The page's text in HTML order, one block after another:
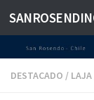
Saltar al
DESTACADO / LAJA